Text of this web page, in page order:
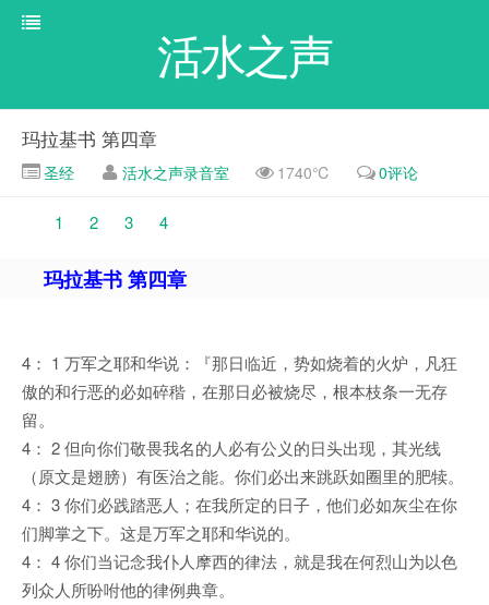
活水之声
玛拉基书 第四章
圣经 活水之声录音室 1740℃ 0评论
1 2 3 4
玛拉基书 第四章
4： 1 万军之耶和华说：『那日临近，势如烧着的火炉，凡狂
傲的和行恶的必如碎稭，在那日必被烧尽，根本枝条一无存
留。
4： 2 但向你们敬畏我名的人必有公义的日头出现，其光线
（原文是翅膀）有医治之能。你们必出来跳跃如圈里的肥犊。
4： 3 你们必践踏恶人；在我所定的日子，他们必如灰尘在你
们脚掌之下。这是万军之耶和华说的。
4： 4 你们当记念我仆人摩西的律法，就是我在何烈山为以色
列众人所吩咐他的律例典章。